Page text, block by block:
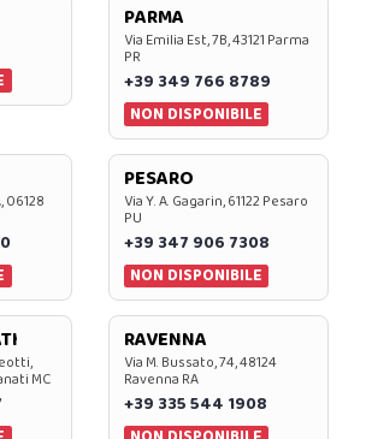
PARMA
Via Emilia Est, 7B, 43121 Parma
PR
+39 349 766 8789
NON DISPONIBILE
06128
PESARO
Via Y. A. Gagarin, 61122 Pesaro
PU
+39 347 906 7308
NON DISPONIBILE
MC
RAVENNA
Via M. Bussato, 74, 48124
Ravenna RA
+39 335 544 1908